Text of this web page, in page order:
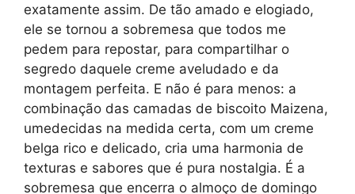
exatamente assim. De tão amado e elogiado,
ele se tornou a sobremesa que todos me
pedem para repostar, para compartilhar o
segredo daquele creme aveludado e da
montagem perfeita. E não é para menos: a
combinação das camadas de biscoito Maizena,
umedecidas na medida certa, com um creme
belga rico e delicado, cria uma harmonia de
texturas e sabores que é pura nostalgia. É a
sobremesa que encerra o almoço de domingo